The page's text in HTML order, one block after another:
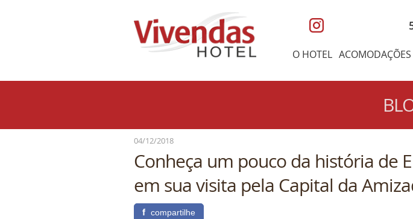
O HOTEL ACOMODAÇÕES
04/12/2018
Conheça um pouco da história de
em sua visita pela Capital da
f compartilhe